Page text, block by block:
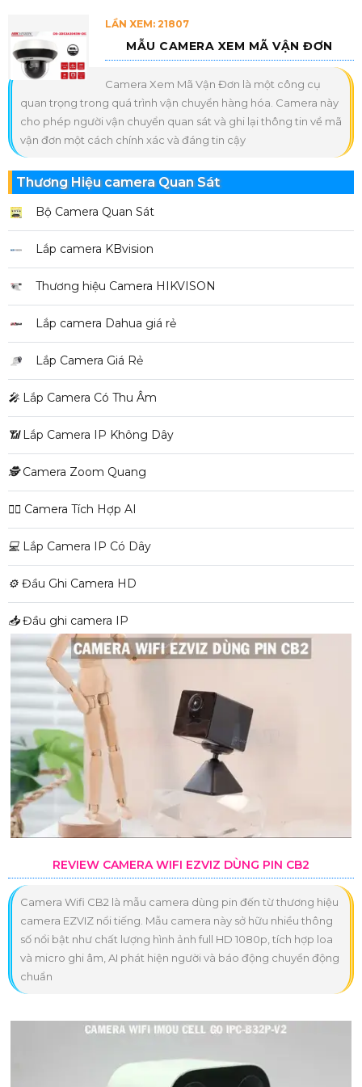
LẦN XEM: 21807
MẪU CAMERA XEM MÃ VẬN ĐƠN
Camera Xem Mã Vận Đơn là một công cụ
quan trọng trong quá trình vận chuyển hàng hóa. Camera này
cho phép người vận chuyển quan sát và ghi lại thông tin về mã
vận đơn một cách chính xác và đáng tin cậy
Thương Hiệu camera Quan Sát
Bộ Camera Quan Sát
Lắp camera KBvision
Thương hiệu Camera HIKVISON
Lắp camera Dahua giá rẻ
Lắp Camera Giá Rẻ
️🎤️ Lắp Camera Có Thu Âm
📶 Lắp Camera IP Không Dây
🕵️Camera Zoom Quang
🧛‍♀️ Camera Tích Hợp AI
💻 Lắp Camera IP Có Dây
⚙️ Đầu Ghi Camera HD
📥Đầu ghi camera IP
REVIEW CAMERA WIFI EZVIZ DÙNG PIN CB2
Camera Wifi CB2 là mẫu camera dùng pin đến từ thương hiệu
camera EZVIZ nổi tiếng. Mẫu camera này sở hữu nhiều thông
số nổi bật như chất lượng hình ảnh full HD 1080p, tích hợp loa
và micro ghi âm, AI phát hiện người và báo động chuyển động
chuẩn